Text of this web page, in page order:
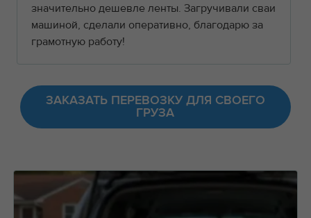
значительно дешевле ленты. Загручивали сваи
машиной, сделали оперативно, благодарю за
грамотную работу!
ЗАКАЗАТЬ ПЕРЕВОЗКУ ДЛЯ СВОЕГО
ГРУЗА